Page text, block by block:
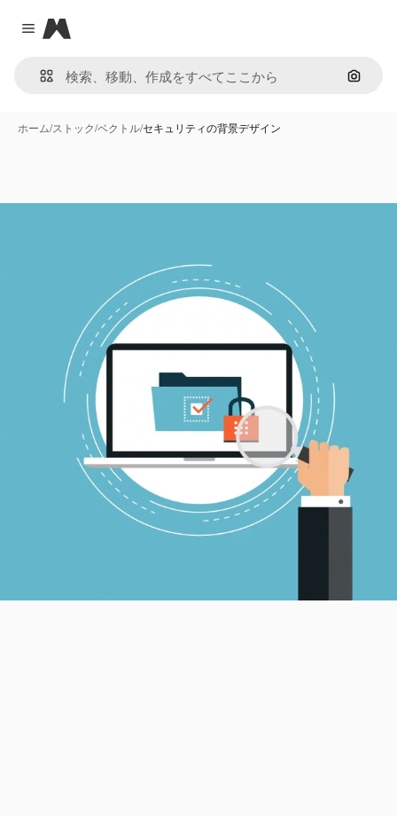
Close menu
Magnific
画像で
ホーム/ストック/ベクトル/セキュリティの背景デザイン